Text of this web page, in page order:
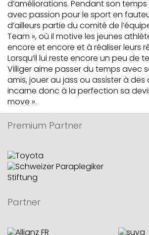
d’améliorations. Pendant son temps
avec passion pour le sport en
d’ailleurs partie du comité de
Team », où il motive les jeunes
encore et encore et à réaliser leurs
Lorsqu’il lui reste encore un peu de
Villiger aime passer du temps avec
amis, jouer au jass ou assister à des
incarne donc à la perfection sa
move ».
Premium Partner
Partner